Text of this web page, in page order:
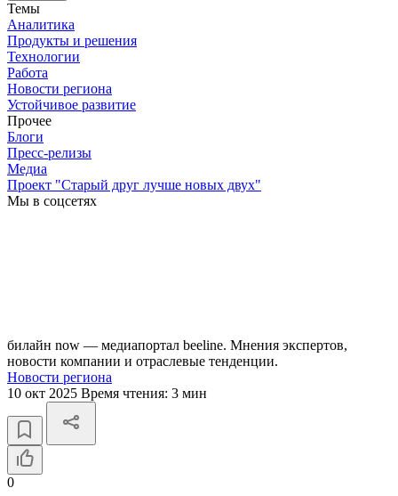
Темы
Аналитика
Продукты и решения
Технологии
Работа
Новости региона
Устойчивое развитие
Прочее
Блоги
Пресс-релизы
Медиа
Проект "Старый друг лучше новых двух"
Мы в соцсетях
билайн now — медиапортал beeline. Мнения экспертов,
новости компании и отраслевые тенденции.
Новости региона
10 окт 2025 Время чтения: 3 мин
0